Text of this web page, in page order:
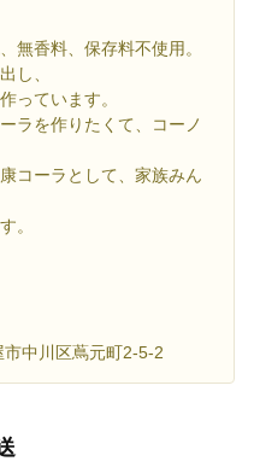
無香料、保存料不使用。
し、
っています。
ラを作りたくて、コーノ
コーラとして、家族みん
。
中川区蔦元町2-5-2